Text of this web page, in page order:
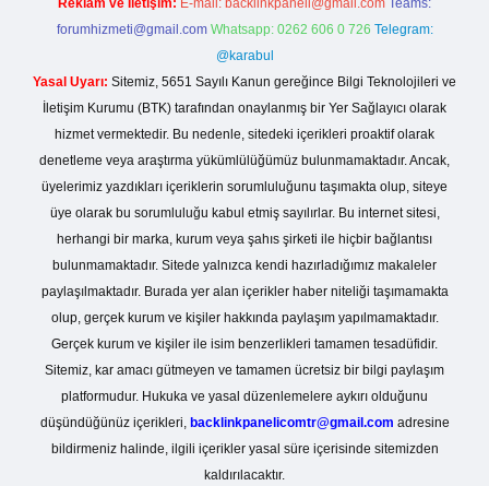
Reklam ve İletişim: E-mail: backlinkpaneli@gmail.com Teams:
forumhizmeti@gmail.com Whatsapp: 0262 606 0 726 Telegram:
@karabul
Yasal Uyarı: Sitemiz, 5651 Sayılı Kanun gereğince Bilgi Teknolojileri ve
İletişim Kurumu (BTK) tarafından onaylanmış bir Yer Sağlayıcı olarak
hizmet vermektedir. Bu nedenle, sitedeki içerikleri proaktif olarak
denetleme veya araştırma yükümlülüğümüz bulunmamaktadır. Ancak,
üyelerimiz yazdıkları içeriklerin sorumluluğunu taşımakta olup, siteye
üye olarak bu sorumluluğu kabul etmiş sayılırlar. Bu internet sitesi,
herhangi bir marka, kurum veya şahıs şirketi ile hiçbir bağlantısı
bulunmamaktadır. Sitede yalnızca kendi hazırladığımız makaleler
paylaşılmaktadır. Burada yer alan içerikler haber niteliği taşımamakta
olup, gerçek kurum ve kişiler hakkında paylaşım yapılmamaktadır.
Gerçek kurum ve kişiler ile isim benzerlikleri tamamen tesadüfidir.
Sitemiz, kar amacı gütmeyen ve tamamen ücretsiz bir bilgi paylaşım
platformudur. Hukuka ve yasal düzenlemelere aykırı olduğunu
düşündüğünüz içerikleri, backlinkpanelicomtr@gmail.com adresine
bildirmeniz halinde, ilgili içerikler yasal süre içerisinde sitemizden
kaldırılacaktır.